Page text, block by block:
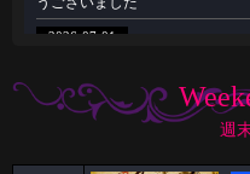
2026-07-01
🦋🉐女性様特典🉐🦋 🤩6月の
週